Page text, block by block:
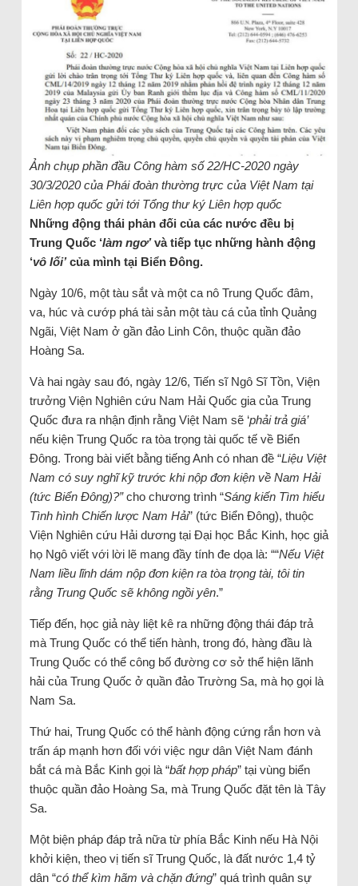
Ảnh chụp phần đầu Công hàm số 22/HC-2020 ngày
30/3/2020 của Phái đoàn thường trực của Việt Nam tại
Liên hợp quốc gửi tới Tổng thư ký Liên hợp quốc
Những động thái phản đối của các nước đều bị
Trung Quốc ‘làm ngơ’và tiếp tục những hành động
‘vô lối’của mình tại Biển Đông.
Ngày 10/6, một tàu sắt và một ca nô Trung Quốc đâm,
va, húc và cướp phá tài sản một tàu cá của tỉnh Quảng
Ngãi, Việt Nam ở gần đảo Linh Côn, thuộc quần đảo
Hoàng Sa.
Và hai ngày sau đó, ngày 12/6, Tiến sĩ Ngô Sĩ Tồn, Viện
trưởng Viện Nghiên cứu Nam Hải Quốc gia của Trung
Quốc đưa ra nhận định rằng Việt Nam sẽ ‘phải trả giá’
nếu kiện Trung Quốc ra tòa trọng tài quốc tế về Biển
Đông. Trong bài viết bằng tiếng Anh có nhan đề “Liệu Việt
Nam có suy nghĩ kỹ trước khi nộp đơn kiện về Nam Hải
(tức Biển Đông)?”cho chương trình “Sáng kiến Tìm hiểu
Tình hình Chiến lược Nam Hải” (tức Biển Đông), thuộc
Viện Nghiên cứu Hải dương tại Đại học Bắc Kinh, học giả
họ Ngô viết với lời lẽ mang đầy tính đe dọa là: ““Nếu Việt
Nam liều lĩnh dám nộp đơn kiện ra tòa trọng tài, tôi tin
rằng Trung Quốc sẽ không ngồi yên.”
Tiếp đến, học giả này liệt kê ra những động thái đáp trả
mà Trung Quốc có thể tiến hành, trong đó, hàng đầu là
Trung Quốc có thể công bố đường cơ sở thể hiện lãnh
hải của Trung Quốc ở quần đảo Trường Sa, mà họ gọi là
Nam Sa.
Thứ hai, Trung Quốc có thể hành động cứng rắn hơn và
trấn áp mạnh hơn đối với việc ngư dân Việt Nam đánh
bắt cá mà Bắc Kinh gọi là “bất hợp pháp” tại vùng biển
thuộc quần đảo Hoàng Sa, mà Trung Quốc đặt tên là Tây
Sa.
Một biện pháp đáp trả nữa từ phía Bắc Kinh nếu Hà Nội
khởi kiện, theo vị tiến sĩ Trung Quốc, là đất nước 1,4 tỷ
dân “có thể kìm hãm và chặn đứng” quá trình quân sự